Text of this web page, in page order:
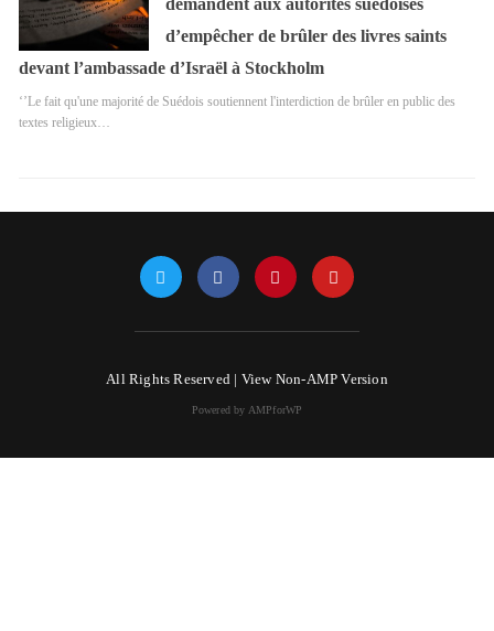
demandent aux autorités suédoises
d’empêcher de brûler des livres saints
devant l’ambassade d’Israël à Stockholm
‘’Le fait qu'une majorité de Suédois soutiennent l'interdiction de brûler en public des
textes religieux…
All Rights Reserved | View Non-AMP Version
Powered by AMPforWP